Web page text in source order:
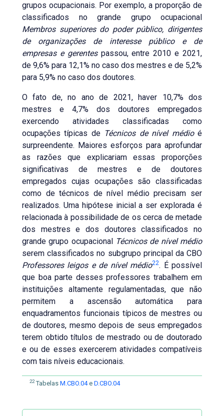
grupos ocupacionais. Por exemplo, a proporção de
classificados no grande grupo ocupacional
Membros superiores do poder público, dirigentes
de organizações de interesse público e de
empresas e gerentespassou, entre 2010 e 2021,
de 9,6% para 12,1% no caso dos mestres e de 5,2%
para 5,9% no caso dos doutores.
O fato de, no ano de 2021, haver 10,7% dos
mestres e 4,7% dos doutores empregados
exercendo atividades classificadas como
ocupações típicas de Técnicos de nível médioé
surpreendente. Maiores esforços para aprofundar
as razões que explicariam essas proporções
significativas de mestres e de doutores
empregados cujas ocupações são classificadas
como de técnicos de nível médio precisam ser
realizados. Uma hipótese inicial a ser explorada é
relacionada à possibilidade de os cerca de metade
dos mestres e dos doutores classificados no
grande grupo ocupacional Técnicos de nível médio
serem classificados no subgrupo principal da CBO
Professores leigos e de nível médio22. É possível
que boa parte desses professores trabalhem em
instituições altamente regulamentadas, que não
permitem a ascensão automática para
enquadramentos funcionais típicos de mestres ou
de doutores, mesmo depois de seus empregados
terem obtido títulos de mestrado ou de doutorado
e ou de esses exercerem atividades compatíveis
com tais níveis educacionais.
22Tabelas M.CBO.04e D.CBO.04